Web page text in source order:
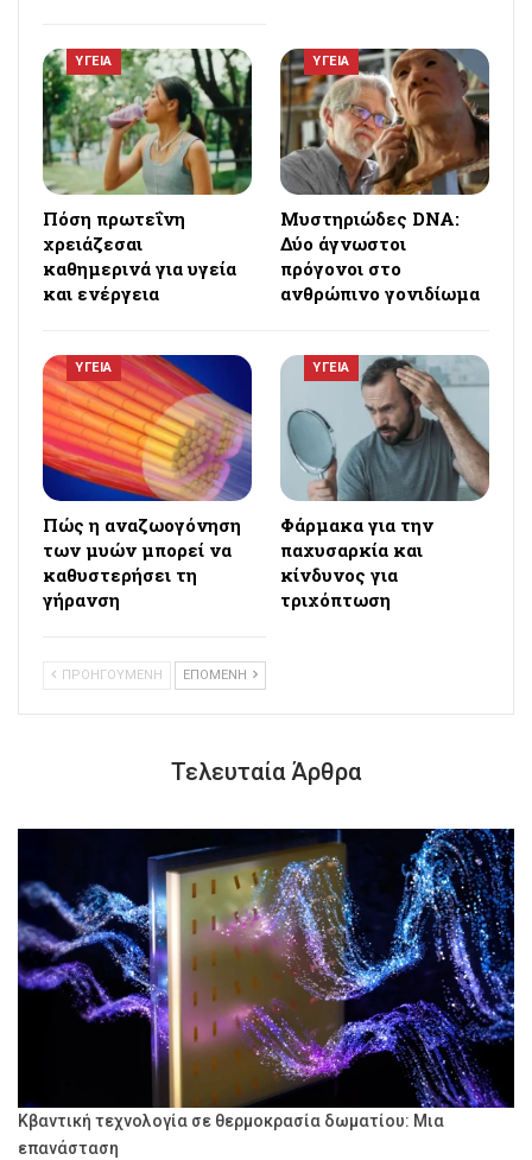
ΥΓΕΙΑ
Πόση πρωτεΐνη
χρειάζεσαι
καθημερινά για υγεία
και ενέργεια
ΥΓΕΙΑ
Μυστηριώδες DNA:
Δύο άγνωστοι
πρόγονοι στο
ανθρώπινο γονιδίωμα
ΥΓΕΙΑ
Πώς η αναζωογόνηση
των μυών μπορεί να
καθυστερήσει τη
γήρανση
ΥΓΕΙΑ
Φάρμακα για την
παχυσαρκία και
κίνδυνος για
τριχόπτωση
ΠΡΟΗΓΟΥΜΕΝΗ ΕΠΟΜΕΝΗ
Τελευταία Άρθρα
Κβαντική τεχνολογία σε θερμοκρασία δωματίου: Μια
επανάσταση